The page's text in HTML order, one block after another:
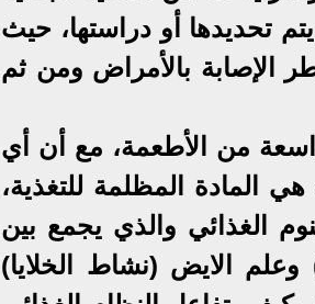
تحديدها أو دراستها، حيث
الإصابة بالأمراض ومن ثم
من الأطعمة، مع أن أي
المادة المظلمة للتغذية،
الغذائي والذي يجمع بين
وعلم الايض (نشاط الخلايا)